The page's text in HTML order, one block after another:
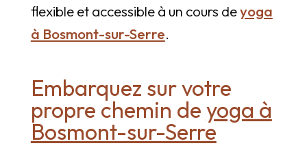
flexible et accessible à un cours deyoga
à Bosmont-sur-Serre.
Embarquez sur votre
propre chemin de yoga à
Bosmont-sur-Serre